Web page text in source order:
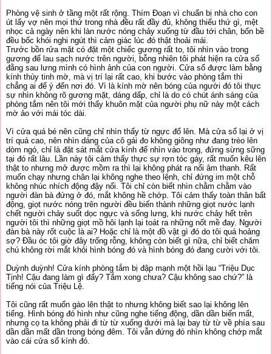
Phòng vệ sinh ở tầng một rất rộng. Thím Đoạn vì chuẩn bị nhà cho con
út lấy vợ nên mọi thứ trong nhà đều rất đầy đủ, không thiếu thứ gì, mệt
nhọc cả ngày nên khi làn nước nóng chảy xuống từ đầu tới chân, bốn bề
đều bốc khói nghi ngút thì cảm giác lúc đó thật thoải mái.
Trước bồn rửa mặt có đặt một chiếc gương rất to, tôi nhìn vào trong
gương để lau sạch nước trên người, bỗng nhiên tôi phát hiện ra cửa sổ
đằng sau lưng mình có hình ảnh của con người. Cửa sổ được làm bằng
kính thùy tinh mờ, mà vị trí lại rất cao, khi bước vào phòng tắm thì
chẳng ai để ý đến nơi đó. Vì là kính mờ nên bóng của người đó tôi thực
sự nhìn không rõ gương mặt, dáng dấp, chỉ là do có chút ánh sáng của
phòng tắm nên tôi mới thấy khuôn mặt của người phụ nữ này một cách
mờ ảo với mái tóc dài.
Vì cửa quá bé nên cũng chỉ nhìn thấy từ ngực đổ lên. Mà cửa sổ lại ở vị
trí quá cao, nên nhìn dáng của cô gái đo không giông như đang trèo lên
dòm ngó, chỉ là đặt sát mắt cửa kính để nhìn vào trong, đứng sừng sững
tại đó rất lâu. Lần này tôi cảm thấy thực sự rợn tóc gáy, rất muốn kêu lên
thật to nhưng mở được mồm ra thì lại không phát ra nổi âm thanh. Rất
muốn chạy nhưng chân lại không nghe theo lệnh, chỉ đứng im một chỗ
không nhúc nhích động đậy nổi. Tôi chỉ còn biết nhìn chằm chằm vào
người đàn bà đứng ở đó, mắt không hề chớp. Tôi cảm thấy toàn thân bất
động, giọt nước nóng trên người đều biến thành những giọt nước lạnh
chết người chảy suốt dọc ngực và sống lưng, khi nước chảy hết trên
người tôi thì những giọt mồ hôi lạnh lại toát ra những nốt mề đay. Người
đàn bà này rốt cuộc là ai? Hoặc chỉ là một đồ vật gì đó do tôi quá hoảng
sợ? Đầu óc tôi giờ đây trống rỗng, không còn biết gì nữa, chỉ biết chăm
chú không rời mắt khỏi hình bóng đó và hình bóng đó đang cười với tôi.
Duỳnh duỳnh! Cửa kính phòng tắm bị đập mạnh một hồi lạu “Triệu Dục
Tịnh! Cậu đang làm gì đấy? Tắm xong chưa? Cậu không sao chứ?” là
tiếng nói của Triệu Lệ.
Tôi cũng rất muốn gào lên thật to nhưng không biết sao lại không lên
tiếng. Hình bóng đó hình như cũng nghe tiếng động, dần dần biến mất,
nhưng cọ ta không phải đi từ từ xuống dưới mà lại bay từ từ về phía sau
dần dần mất dần trong bóng đêm. Tôi vẫn đứng đó nhìn không chớp mắt
vào cái cửa sổ kính đó.